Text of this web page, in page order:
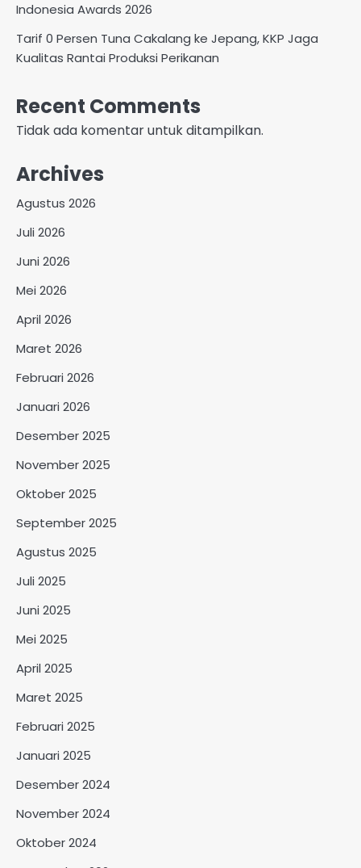
Indonesia Awards 2026
Tarif 0 Persen Tuna Cakalang ke Jepang, KKP Jaga
Kualitas Rantai Produksi Perikanan
Recent Comments
Tidak ada komentar untuk ditampilkan.
Archives
Agustus 2026
Juli 2026
Juni 2026
Mei 2026
April 2026
Maret 2026
Februari 2026
Januari 2026
Desember 2025
November 2025
Oktober 2025
September 2025
Agustus 2025
Juli 2025
Juni 2025
Mei 2025
April 2025
Maret 2025
Februari 2025
Januari 2025
Desember 2024
November 2024
Oktober 2024